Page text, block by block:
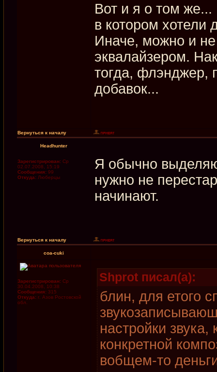
Вот и я о том
в котором хотели
Иначе, можно и не
эквалайзером.
тогда, флэнджер,
добавок...
Вернуться к началу
Headhunter
Зарегистрирован: Ср
02.07.2008, 15:19
Сообщения: 99
Откуда: Люберцы
Я обычно
нужно не
начинают.
Вернуться к началу
coa-cuki
Зарегистрирован: Ср
30.04.2008, 10:38
Сообщения: 315
Откуда: г. Азов Ростовской
обл.
Shprot писал(а):
блин, для етого
настройки
конкретной
вобщем-то